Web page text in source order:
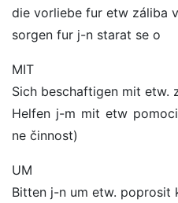
die vorliebe fur etw záliba
sorgen fur j-n starat se o
MIT
Sich beschaftigen mit etw.
Helfen j-m mit etw
ne činnost)
UM
Bitten j-n um etw. poprosit